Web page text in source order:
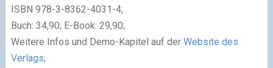
ISBN 978-3-8362-4031-4;
Buch: 34,90; E-Book: 29,90;
Weitere Infos und Demo-Kapitel auf der Website des
Verlags;